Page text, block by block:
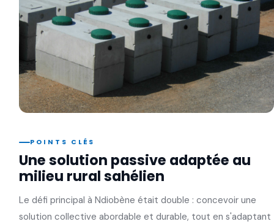
POINTS CLÉS
Une solution passive adaptée au
milieu rural sahélien
Le défi principal à Ndiobène était double : concevoir une
solution collective abordable et durable, tout en s'adaptant